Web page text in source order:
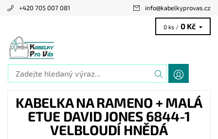
+420 705 007 081 info@kabelkyprovas.cz
0 ks / 0 Kč
KABELKA NA RAMENO + MALÁ
ETUE DAVID JONES 6844-1
VELBLOUDÍ HNĚDÁ